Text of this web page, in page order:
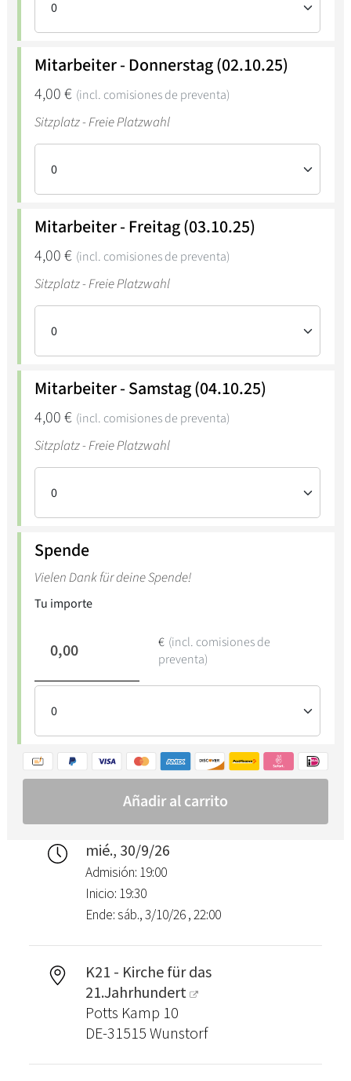
mié., 30/9/26
Admisión: 19:00
Inicio: 19:30
Ende: sáb., 3/10/26 , 22:00
K21 - Kirche für das
21.Jahrhundert
Potts Kamp 10
DE-31515 Wunstorf